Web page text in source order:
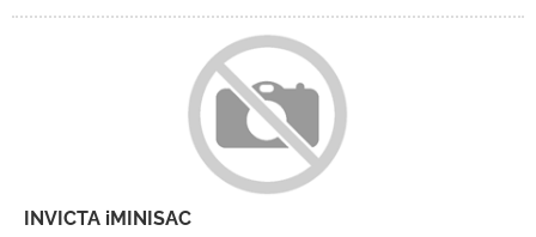
INVICTA iMINISAC